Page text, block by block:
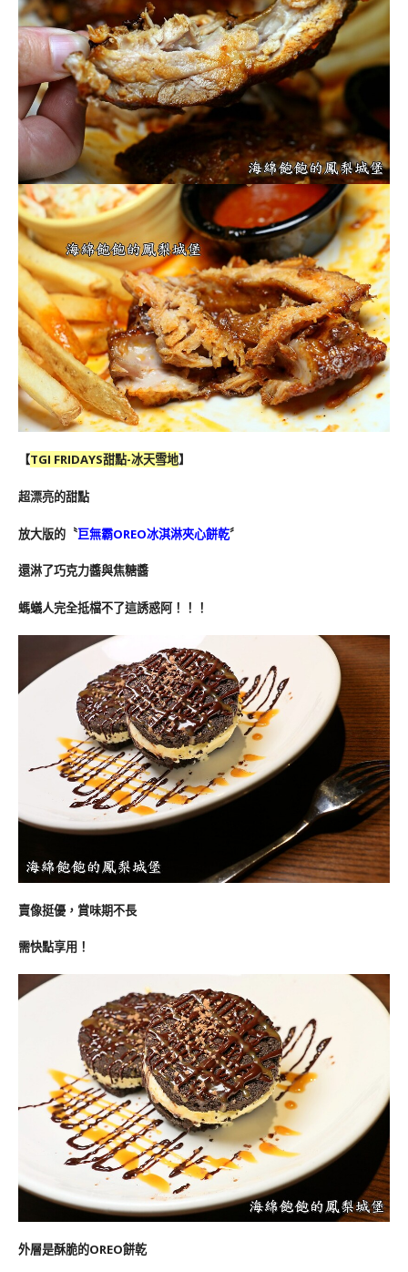
【TGI FRIDAYS甜點-冰天雪地】
超漂亮的甜點
放大版的〝巨無霸OREO冰淇淋夾心餅乾〞
還淋了巧克力醬與焦糖醬
螞蟻人完全抵檔不了這誘惑阿！！！
賣像挺優，賞味期不長
需快點享用！
外層是酥脆的OREO餅乾